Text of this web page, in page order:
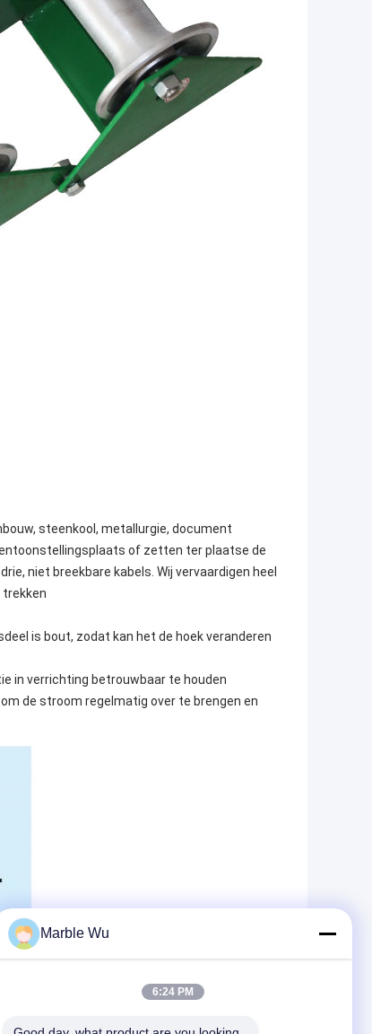
steenkool, metallurgie, document
of zetten ter plaatse de
niet breekbare kabels. Wij vervaardigen heel
trekken
is bout, zodat kan het de hoek veranderen
in verrichting betrouwbaar te houden
de stroom regelmatig over te brengen en
Marble Wu
6:24 PM